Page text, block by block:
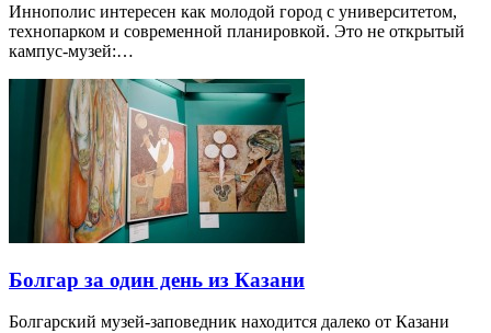
Иннополис интересен как молодой город с университетом,
технопарком и современной планировкой. Это не открытый
кампус-музей:…
Болгар за один день из Казани
Болгарский музей-заповедник находится далеко от Казани